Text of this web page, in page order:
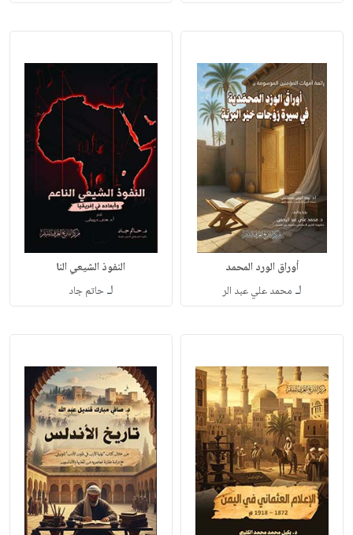
أوراق الورد المحمد
لـ محمد علي عبد الر
النفوذ الشيعي النا
لـحاتم جاد